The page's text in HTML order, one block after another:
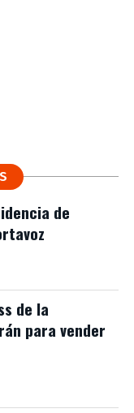
de
de la
para vender